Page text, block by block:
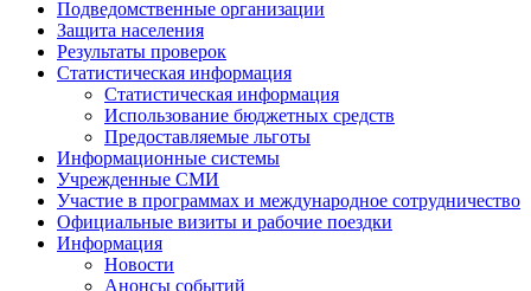
Подведомственные организации
Защита населения
Результаты проверок
Статистическая информация
Статистическая информация
Использование бюджетных средств
Предоставляемые льготы
Информационные системы
Учрежденные СМИ
Участие в программах и международное сотрудничество
Официальные визиты и рабочие поездки
Информация
Новости
Анонсы событий